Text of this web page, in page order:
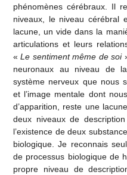
phénomènes cérébraux. Il
niveaux, le niveau cérébral
lacune, un vide dans la
articulations et leurs
«Le sentiment même de soi
neuronaux au niveau de
système nerveux que nous
et l’image mentale dont
d’apparition, reste une
deux niveaux de
l’existence de deux
biologique. Je reconnais
de processus biologique de
propre niveau de